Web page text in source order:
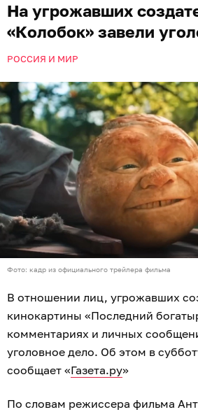
На угрожавших
«Колобок» завели
РОССИЯ И МИР
Фото: кадр из официального трейлера фильма
В отношении лиц, угрожавших
кинокартины «Последний
комментариях и личных
уголовное дело. Об этом в
сообщает «Газета.ру»
По словам режиссера фильма